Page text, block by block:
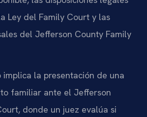
Ley del Family Court y las
del Jefferson County Family
implica la presentación de una
familiar ante el Jefferson
donde un juez evalúa si